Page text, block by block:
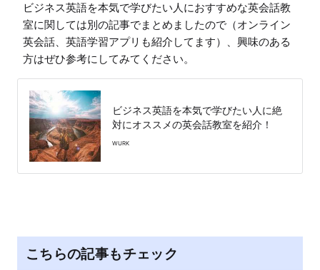
ビジネス英語を本気で学びたい人におすすめな英会話教
室に関しては別の記事でまとめましたので（オンライン
英会話、英語学習アプリも紹介してます）、興味のある
方はぜひ参考にしてみてください。
ビジネス英語を本気で学びたい人に絶
対にオススメの英会話教室を紹介！
WURK
こちらの記事もチェック